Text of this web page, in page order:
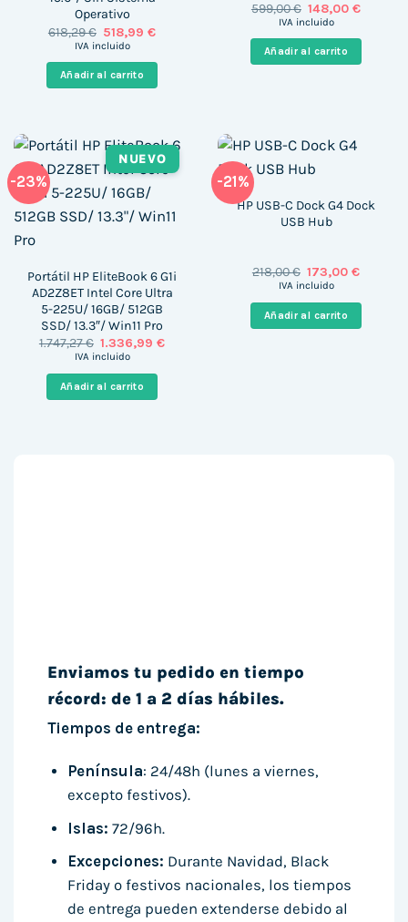
Operativo
618,29€ El
precio
era:
618,29 €.
518,99€El
es:
518,99 €.
IVA incluido
Añadir al carrito
599,00€ El
precio
era:
599,00 €.
148,00€El
es:
148,00
IVA incluido
Añadir al carrito
-23%
NUEVO
Portátil HP EliteBook 6 G1i
AD2Z8ET Intel Core Ultra
5-225U/ 16GB/ 512GB
SSD/ 13.3″/ Win11 Pro
1.747,27€ El
precio
era:
1.747,27 €.
1.336,99€El
IVA incluido
Añadir al carrito
-21%
HP USB-C Dock G4 Dock
USB Hub
218,00€ El
precio
era:
218,00 €.
173,00€El
es:
IVA incluido
Añadir al carrito
Enviamos tu pedido en tiempo
récord: de 1 a 2 días hábiles.
Tiempos de entrega:
Península: 24/48h (lunes a viernes,
excepto festivos).
Islas: 72/96h.
Excepciones: Durante Navidad, Black
Friday o festivos nacionales, los tiempos
de entrega pueden extenderse debido al